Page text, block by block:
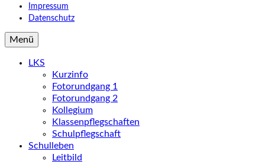
Impressum
Datenschutz
Menü
LKS
Kurzinfo
Fotorundgang 1
Fotorundgang 2
Kollegium
Klassenpflegschaften
Schulpflegschaft
Schulleben
Leitbild